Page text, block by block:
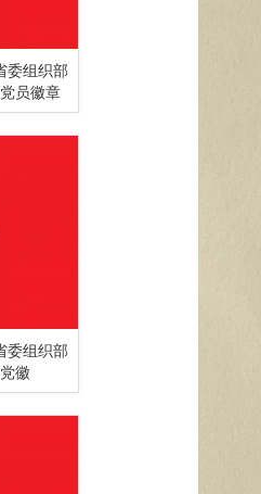
委组织部
员徽章
委组织部
徽